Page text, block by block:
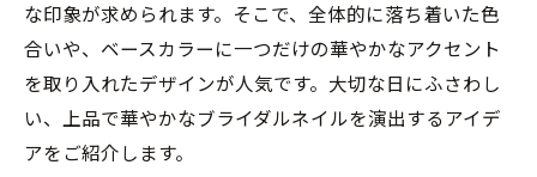
な印象が求められます。そこで、全体的に落ち着いた色
合いや、ベースカラーに一つだけの華やかなアクセント
を取り入れたデザインが人気です。大切な日にふさわし
い、上品で華やかなブライダルネイルを演出するアイデ
アをご紹介します。